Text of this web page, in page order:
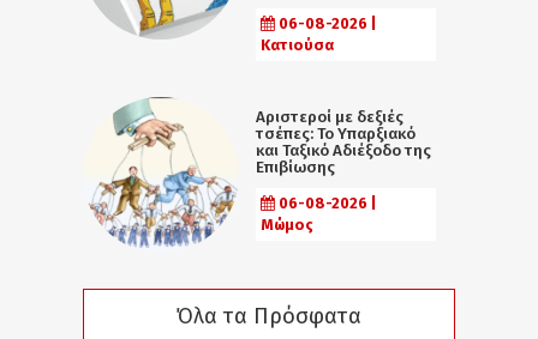
06-08-2026 |
Κατιούσα
Αριστεροί με δεξιές
τσέπες: Το Υπαρξιακό
και Ταξικό Αδιέξοδο της
Επιβίωσης
06-08-2026 |
Μώμος
Όλα τα Πρόσφατα